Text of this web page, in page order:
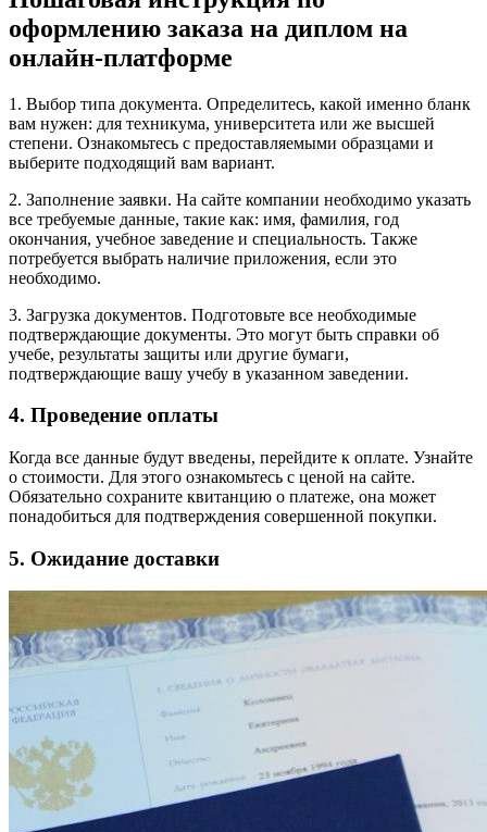
оформлению заказа на диплом на
онлайн-платформе
1. Выбор типа документа. Определитесь, какой именно бланк
вам нужен: для техникума, университета или же высшей
степени. Ознакомьтесь с предоставляемыми образцами и
выберите подходящий вам вариант.
2. Заполнение заявки. На сайте компании необходимо указать
все требуемые данные, такие как: имя, фамилия, год
окончания, учебное заведение и специальность. Также
потребуется выбрать наличие приложения, если это
необходимо.
3. Загрузка документов. Подготовьте все необходимые
подтверждающие документы. Это могут быть справки об
учебе, результаты защиты или другие бумаги,
подтверждающие вашу учебу в указанном заведении.
4. Проведение оплаты
Когда все данные будут введены, перейдите к оплате. Узнайте
о стоимости. Для этого ознакомьтесь с ценой на сайте.
Обязательно сохраните квитанцию о платеже, она может
понадобиться для подтверждения совершенной покупки.
5. Ожидание доставки